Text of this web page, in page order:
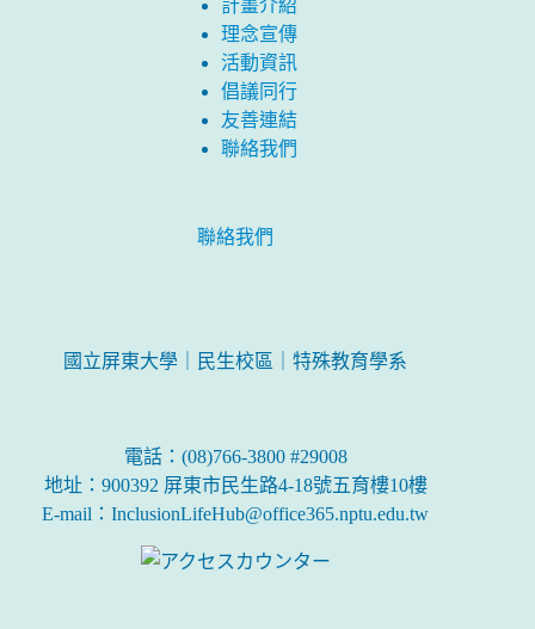
計畫介紹
理念宣傳
活動資訊
倡議同行
友善連結
聯絡我們
聯絡我們
國立屏東大學｜民生校區｜特殊教育學系
電話：(08)766-3800 #29008
地址：900392 屏東市民生路4-18號五育樓10樓
E-mail：InclusionLifeHub@office365.nptu.edu.tw